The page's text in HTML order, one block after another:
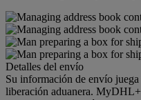
Detalles del envío
Su información de envío
liberación aduanera.